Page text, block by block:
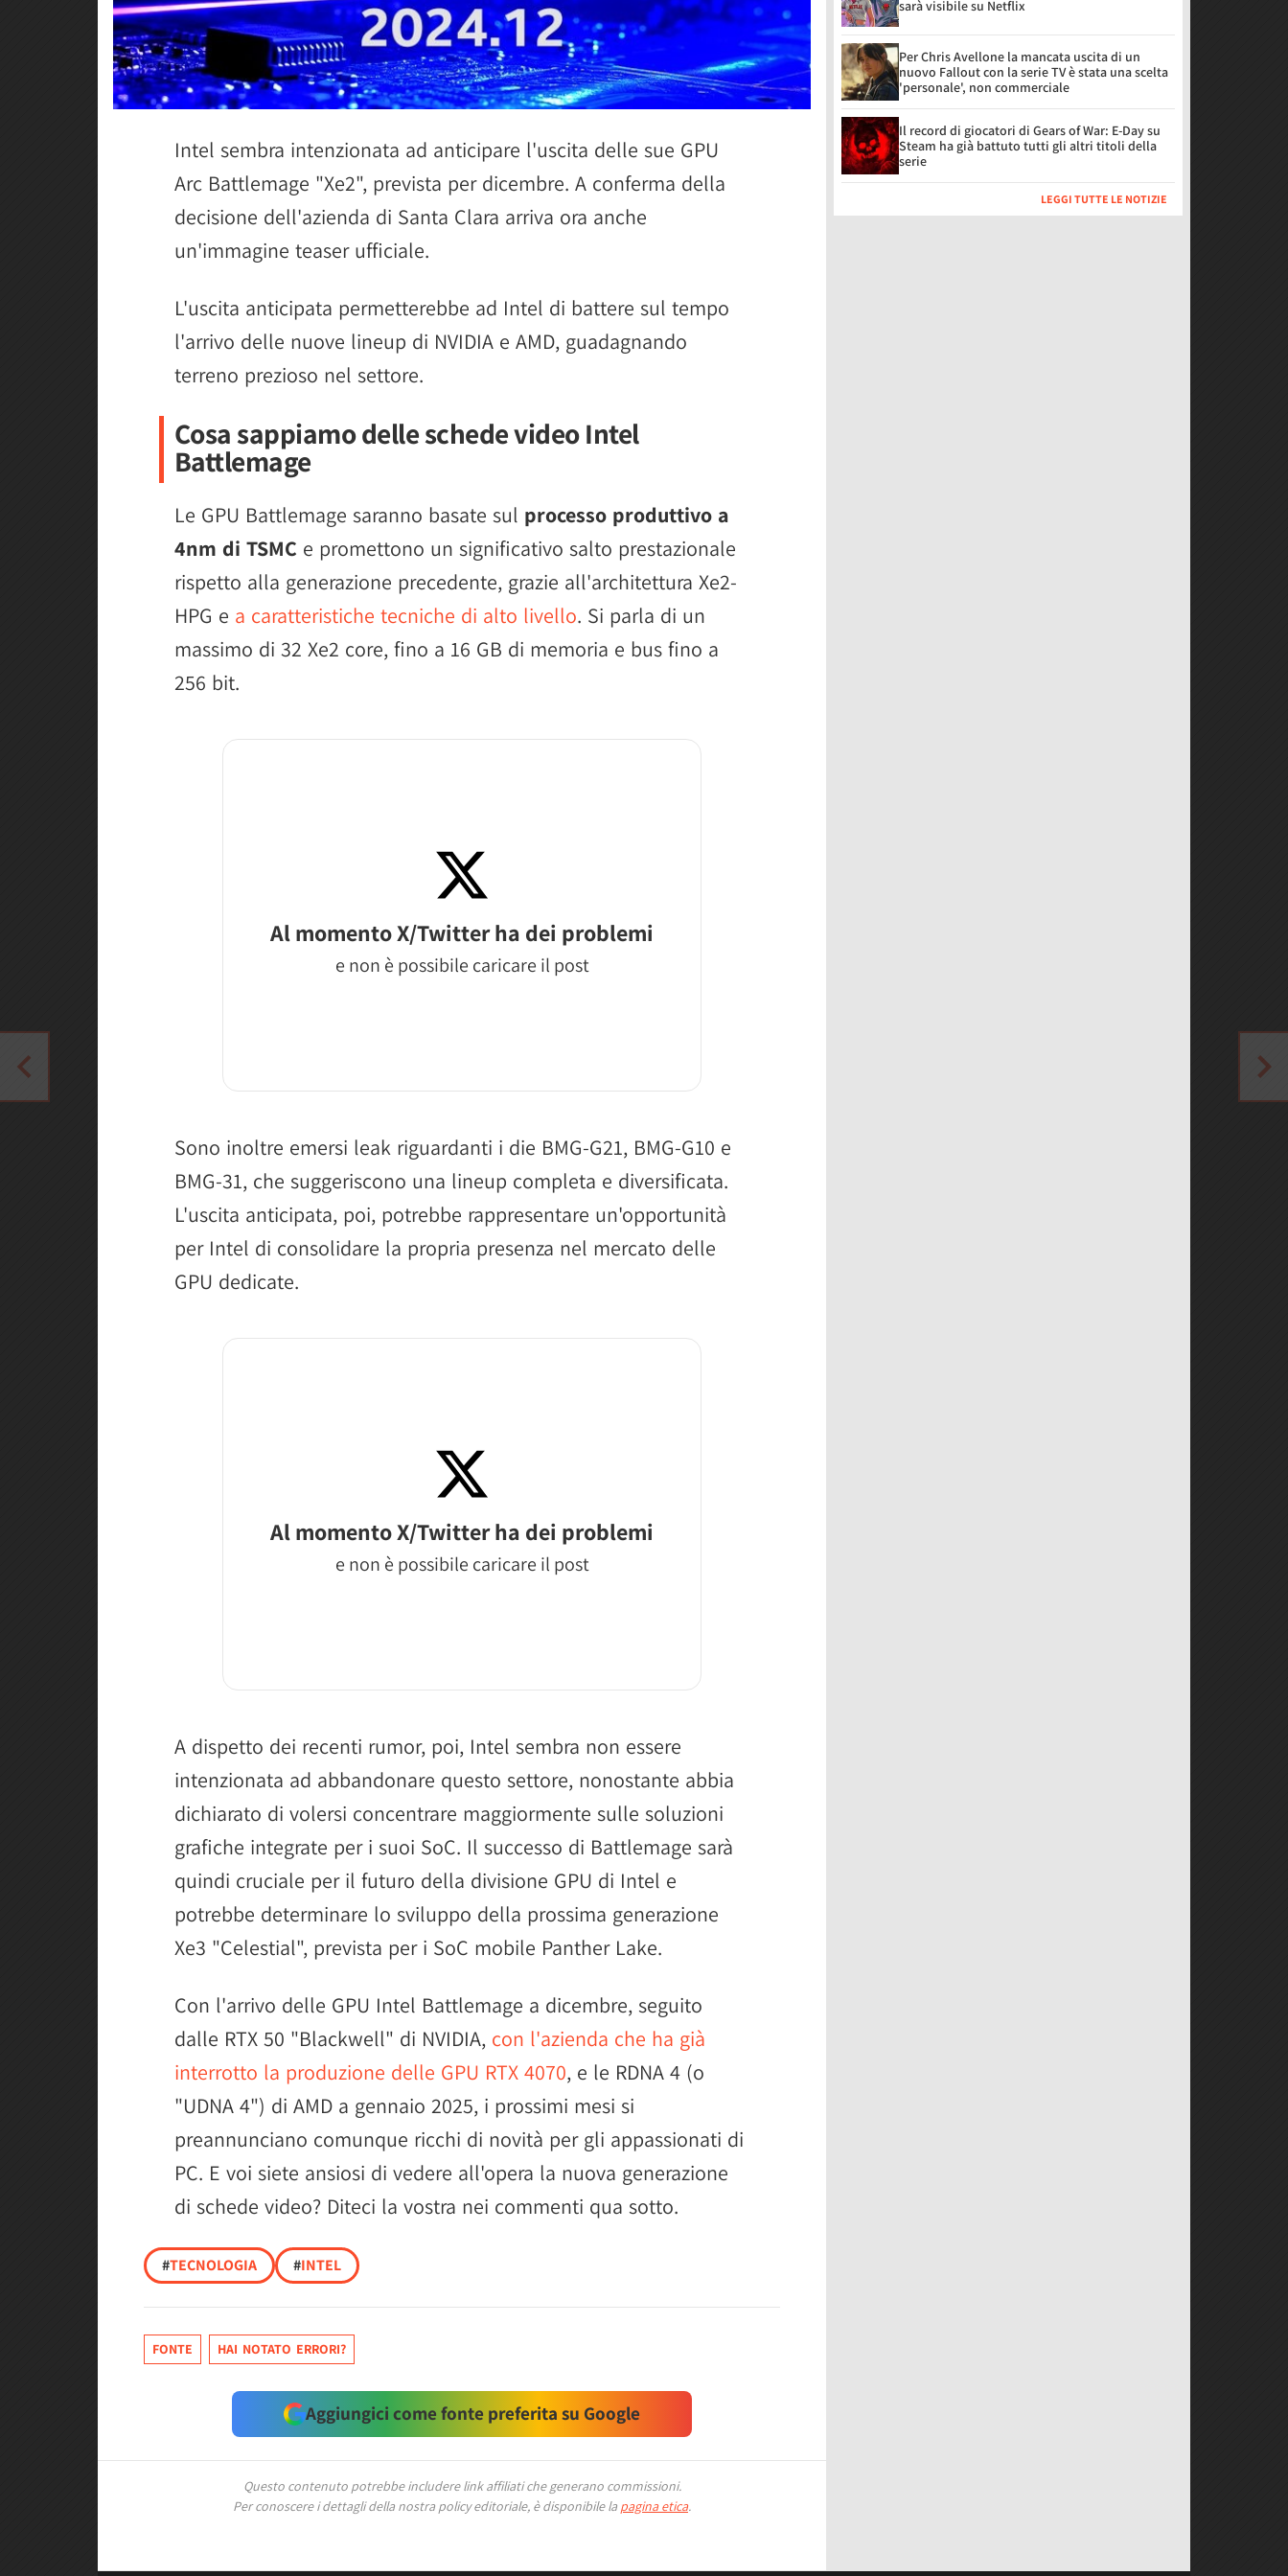
Intel sembra intenzionata ad anticipare l'uscita delle sue GPU
Arc Battlemage "Xe2", prevista per dicembre. A conferma della
decisione dell'azienda di Santa Clara arriva ora anche
un'immagine teaser ufficiale.
L'uscita anticipata permetterebbe ad Intel di battere sul tempo
l'arrivo delle nuove lineup di NVIDIA e AMD, guadagnando
terreno prezioso nel settore.
Cosa sappiamo delle schede video Intel
Battlemage
Le GPU Battlemage saranno basate sul processo produttivo a
4nm di TSMC e promettono un significativo salto prestazionale
rispetto alla generazione precedente, grazie all'architettura Xe2-
HPG e a caratteristiche tecniche di alto livello. Si parla di un
massimo di 32 Xe2 core, fino a 16 GB di memoria e bus fino a
256 bit.
Al momento X/Twitter ha dei problemi
e non è possibile caricare il post
Sono inoltre emersi leak riguardanti i die BMG-G21, BMG-G10 e
BMG-31, che suggeriscono una lineup completa e diversificata.
L'uscita anticipata, poi, potrebbe rappresentare un'opportunità
per Intel di consolidare la propria presenza nel mercato delle
GPU dedicate.
Al momento X/Twitter ha dei problemi
e non è possibile caricare il post
A dispetto dei recenti rumor, poi, Intel sembra non essere
intenzionata ad abbandonare questo settore, nonostante abbia
dichiarato di volersi concentrare maggiormente sulle soluzioni
grafiche integrate per i suoi SoC. Il successo di Battlemage sarà
quindi cruciale per il futuro della divisione GPU di Intel e
potrebbe determinare lo sviluppo della prossima generazione
Xe3 "Celestial", prevista per i SoC mobile Panther Lake.
Con l'arrivo delle GPU Intel Battlemage a dicembre, seguito
dalle RTX 50 "Blackwell" di NVIDIA, con l'azienda che ha già
interrotto la produzione delle GPU RTX 4070, e le RDNA 4 (o
"UDNA 4") di AMD a gennaio 2025, i prossimi mesi si
preannunciano comunque ricchi di novità per gli appassionati di
PC. E voi siete ansiosi di vedere all'opera la nuova generazione
di schede video? Diteci la vostra nei commenti qua sotto.
#TECNOLOGIA #INTEL
FONTE HAI NOTATO ERRORI?
Aggiungici come fonte preferita su Google
Questo contenuto potrebbe includere link affiliati che generano commissioni.
Per conoscere i dettagli della nostra policy editoriale, è disponibile la pagina etica.
sarà visibile su Netflix
Per Chris Avellone la mancata uscita di un
nuovo Fallout con la serie TV è stata una scelta
'personale', non commerciale
Il record di giocatori di Gears of War: E-Day su
Steam ha già battuto tutti gli altri titoli della
serie
LEGGI TUTTE LE NOTIZIE